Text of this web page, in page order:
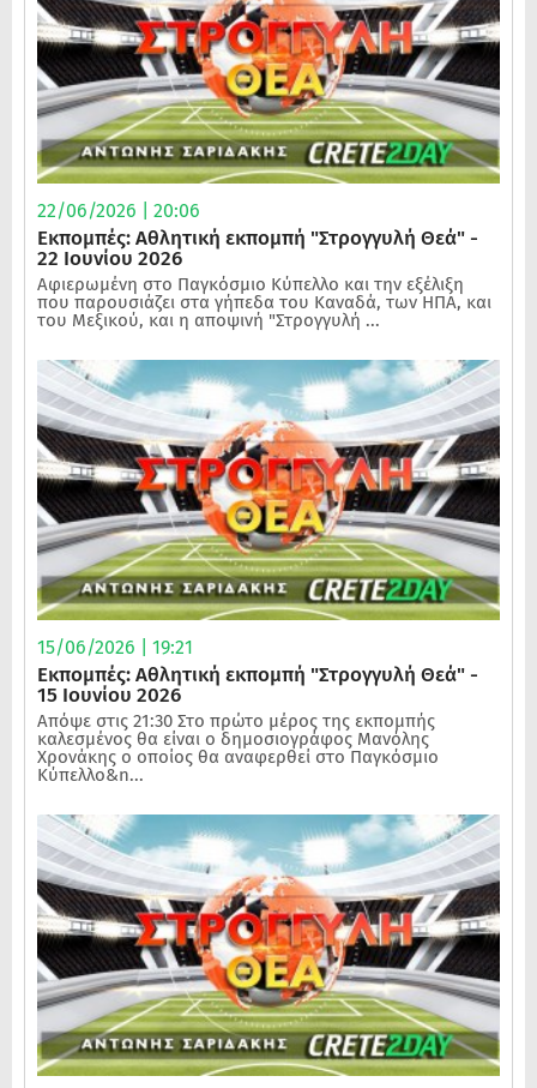
22/06/2026 | 20:06
Εκπομπές: Αθλητική εκπομπή "Στρογγυλή Θεά" -
22 Ιουνίου 2026
Αφιερωμένη στο Παγκόσμιο Κύπελλο και την εξέλιξη
που παρουσιάζει στα γήπεδα του Καναδά, των ΗΠΑ, και
του Μεξικού, και η αποψινή "Στρογγυλή ...
15/06/2026 | 19:21
Εκπομπές: Αθλητική εκπομπή "Στρογγυλή Θεά" -
15 Ιουνίου 2026
Απόψε στις 21:30 Στο πρώτο μέρος της εκπομπής
καλεσμένος θα είναι ο δημοσιογράφος Μανόλης
Χρονάκης ο οποίος θα αναφερθεί στο Παγκόσμιο
Κύπελλο&n...